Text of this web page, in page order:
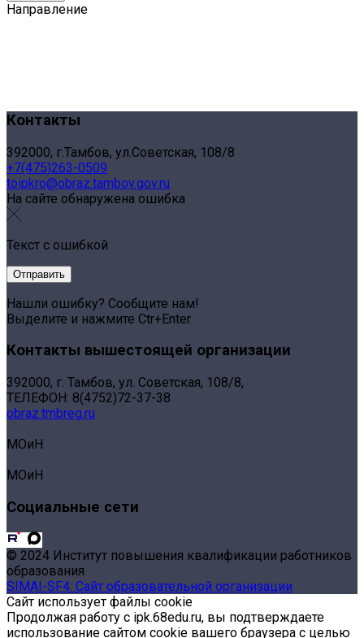
Направление
Контакты
392000, г.Тамбов, ул.Советская, 108/8
+7(475)263-0509
toipkro@obraz.tambov.gov.ru
На сайте обнаружена ошибка
Текст с ошибкой
Нашли ошибку? Сообщите нам!
Выделите и нажмите Ctr+Enter
Контакты вышестоящей организации
392000, г. Тамбов, ул. Советская, 108/8,
ТЕЛЕФОН: 8(4752)72-37-38
obraz.tmbreg.ru
МОиН
МОиН
Социальные сети
© 2024 Институт повышения квалификации работников
образования
SIMAI-SF4: Сайт образовательной организации
Сайт использует файлы cookie
Продолжая работу с ipk.68edu.ru, вы подтверждаете
использование сайтом cookie вашего браузера с целью